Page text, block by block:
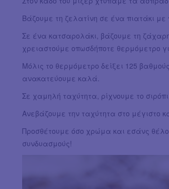
Βάζουμε τη ζελατίνη σε ένα πιατάκι
Σε ένα κατσαρολάκι, βάζουμε τη
χρειαστούμε οπωσδήποτε θερμόμετρο
Μόλις το θερμόμετρο δείξει 125
ανακατεύουμε καλά.
Σε χαμηλή ταχύτητα, ρίχνουμε το
Ανεβάζουμε την ταχύτητα στο μέγιστο
Προσθέτουμε όσο χρώμα και εσάνς
συνδυασμούς!